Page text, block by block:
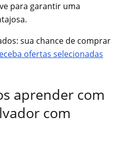
para garantir uma
sua chance de comprar
ofertas selecionadas
aprender com
com